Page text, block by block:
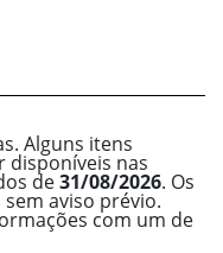
Alguns itens
disponíveis nas
de31/08/2026. Os
aviso prévio.
com um de